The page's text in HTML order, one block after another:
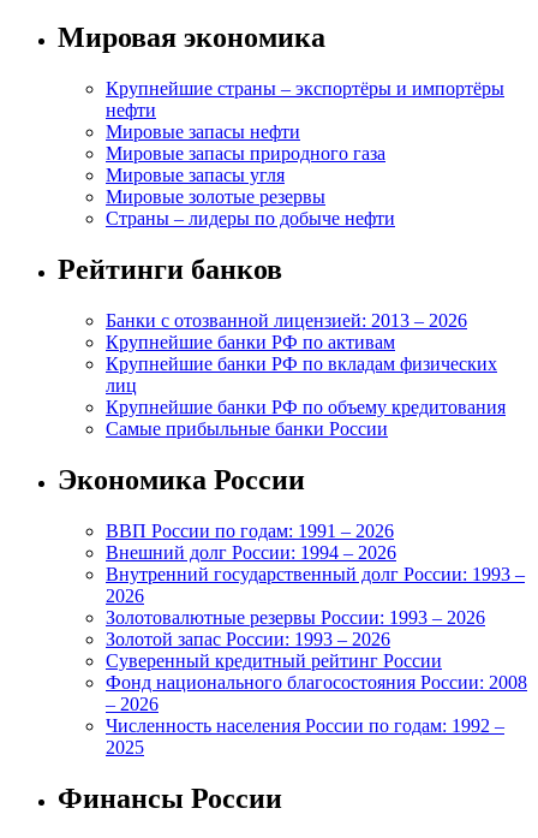
Мировая экономика
Крупнейшие страны – экспортёры и импортёры
нефти
Мировые запасы нефти
Мировые запасы природного газа
Мировые запасы угля
Мировые золотые резервы
Страны – лидеры по добыче нефти
Рейтинги банков
Банки с отозванной лицензией: 2013 – 2026
Крупнейшие банки РФ по активам
Крупнейшие банки РФ по вкладам физических
лиц
Крупнейшие банки РФ по объему кредитования
Самые прибыльные банки России
Экономика России
ВВП России по годам: 1991 – 2026
Внешний долг России: 1994 – 2026
Внутренний государственный долг России: 1993 –
2026
Золотовалютные резервы России: 1993 – 2026
Золотой запас России: 1993 – 2026
Суверенный кредитный рейтинг России
Фонд национального благосостояния России: 2008
– 2026
Численность населения России по годам: 1992 –
2025
Финансы России